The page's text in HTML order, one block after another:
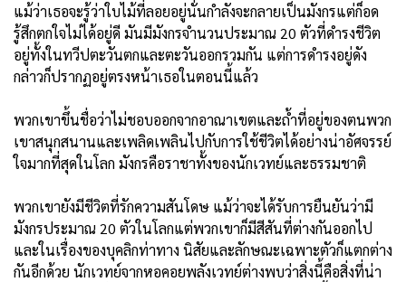
แม้ว่าเธอจะรู้ว่าใบไม้ที่ลอยอยู่นั่นกำลังจะกลายเป็นมังกรแต่ก็อด
รู้สึกตกใจไม่ได้อยู่ดี มันมีมังกรจำนวนประมาณ 20 ตัวที่ดำรงชีวิต
อยู่ทั้งในทวีปตะวันตกและตะวันออกรวมกัน แต่การดำรงอยู่ดัง
กล่าวก็ปรากฏอยู่ตรงหน้าเธอในตอนนี้แล้ว
พวกเขาขึ้นชื่อว่าไม่ชอบออกจากอาณาเขตและถ้ำที่อยู่ของตนพวก
เขาสนุกสนานและเพลิดเพลินไปกับการใช้ชีวิตได้อย่างน่าอัศจรรย์
ใจมากที่สุดในโลก มังกรคือราชาทั้งของนักเวทย์และธรรมชาติ
พวกเขายังมีชีวิตที่รักความสันโดษ แม้ว่าจะได้รับการยืนยันว่ามี
มังกรประมาณ 20 ตัวในโลกแต่พวกเขาก็มีสีสันที่ต่างกันออกไป
และในเรื่องของบุคลิกท่าทาง นิสัยและลักษณะเฉพาะตัวก็แตกต่าง
กันอีกด้วย นักเวทย์จากหอคอยพลังเวทย์ต่างพบว่าสิ่งนี้คือสิ่งที่น่า